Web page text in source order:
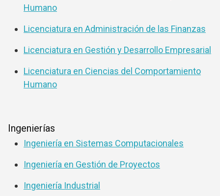
Humano
Licenciatura en Administración de las Finanzas
Licenciatura en Gestión y Desarrollo Empresarial
Licenciatura en Ciencias del Comportamiento
Humano
Ingenierías
Ingeniería en Sistemas Computacionales
Ingeniería en Gestión de Proyectos
Ingeniería Industrial